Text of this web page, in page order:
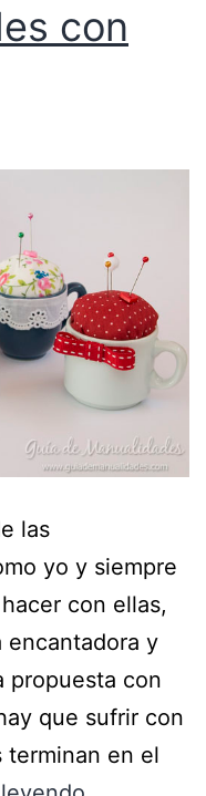
con
las
yo y siempre
con ellas,
encantadora y
propuesta con
que sufrir con
terminan en el